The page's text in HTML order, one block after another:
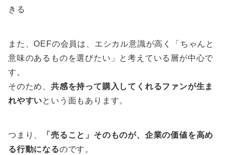
きる
また、OEFの会員は、エシカル意識が高く「ちゃんと
意味のあるものを選びたい」と考えている層が中心で
す。
そのため、 共感を持って購入してくれるファンが生ま
れやすいという面もあります。
つまり、
「売ること」そのものが、企業の価値を高め
る行動になるのです。